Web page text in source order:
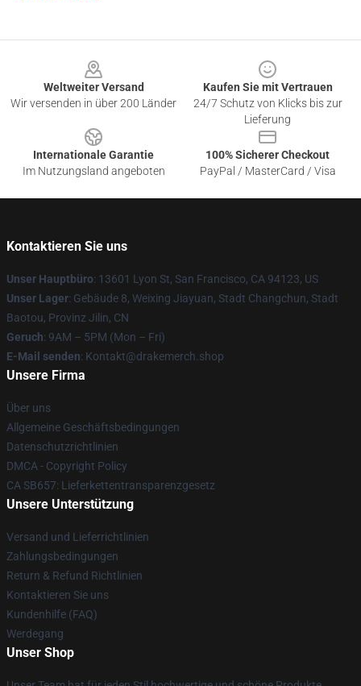
Weltweiter Versand
Wir versenden in über 200 Länder
Kaufen Sie mit Vertrauen
24/7 Schutz von Klicks bis zur
Lieferung
Internationale Garantie
Im Nutzungsland angeboten
100% Sicherer Checkout
PayPal / MasterCard / Visa
Kontaktieren Sie uns
Unser Hauptbüro: 13601 Lyon St, San Francisco, CA 94123, US
Unser Lager: Gebäude 8, Weixing Jiayuan, Stadt Changchun, Stadt
Baotou, Provinz Jilin, CN
Geruch: 9AM – 5PM (Mon – Fri)
E-Mail senden: Kontakt@drakemerch.shop
Unsere Firma
Über uns
Allgemeine Geschäftsbedingungen
Datenschutzrichtlinien
DMCA - Copyright Policy
CA SB657: Lieferkettentransparenzgesetz
Unsere Unterstützung
Versand und Lieferrichtlinien
Zahlungsbedingungen
Return & Refund Richtlinien
Kontaktieren Sie uns
Kundenhilfe (FAQ)
Werdegang
Unser Shop